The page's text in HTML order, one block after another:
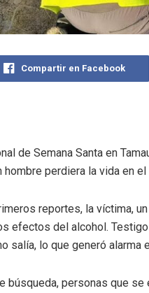
Compartir en Facebook
de Semana Santa en
perdiera la vida en
reportes, la víctima,
efectos del alcohol.
salía, lo que generó alarma
búsqueda, personas que